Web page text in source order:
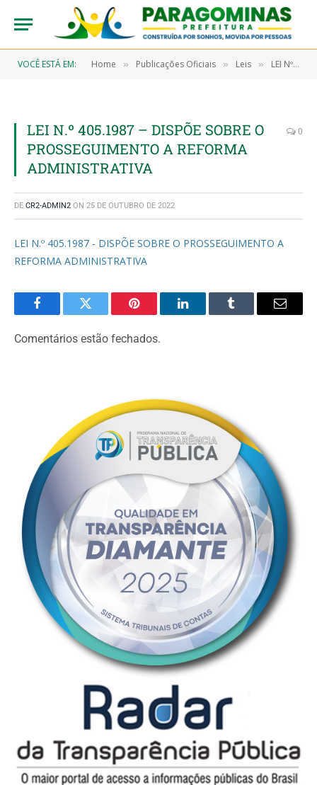
VOCÊ ESTÁ EM: Home » Publicações Oficiais » Leis » LEI Nº 405/1987, DE 31 DE AGOSTO DE 1987 (Dispõe sobre o prosseguimento a Reforma Administrativa da Prefeitura Municipal de Paragominas e dá outras providências)
LEI N.º 405.1987 – DISPÕE SOBRE O
PROSSEGUIMENTO A REFORMA
ADMINISTRATIVA
0
DE CR2-ADMIN2 ON 25 DE OUTUBRO DE 2022
LEI N.º 405.1987 - DISPÕE SOBRE O PROSSEGUIMENTO A
REFORMA ADMINISTRATIVA
FacebookTwitter Pinterest LinkedInTumblr Email
Comentários estão fechados.